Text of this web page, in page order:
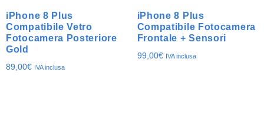
iPhone 8 Plus
Compatibile Vetro
Fotocamera Posteriore
Gold
89,00€ IVA inclusa
iPhone 8 Plus
Compatibile Fotocamera
Frontale + Sensori
99,00€ IVA inclusa